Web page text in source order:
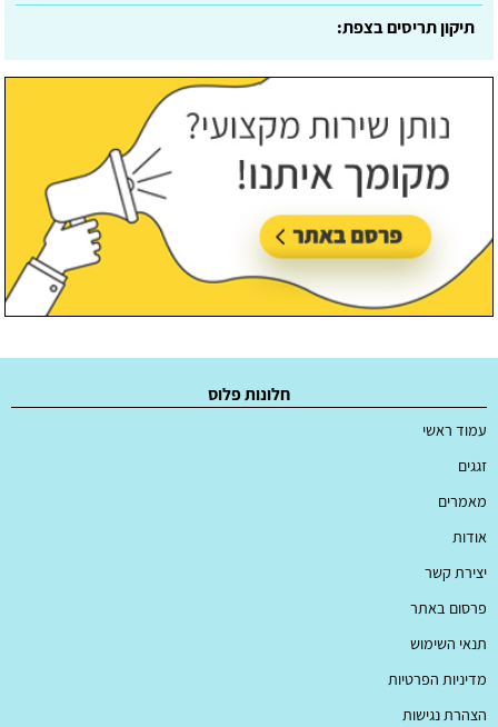
תיקון תריסים בצפת:
עודכן לאחרונה:30/07/2026, בשעה 09:24
חלונות פלוס
עמוד ראשי
זגגים
מאמרים
אודות
יצירת קשר
פרסום באתר
תנאי השימוש
מדיניות הפרטיות
הצהרת נגישות